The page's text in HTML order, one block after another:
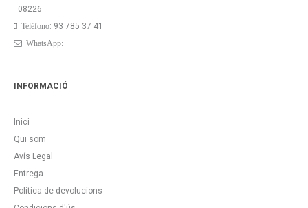
08226
Teléfono: 93 785 37 41
WhatsApp:
INFORMACIÓ
Inici
Qui som
Avís Legal
Entrega
Política de devolucions